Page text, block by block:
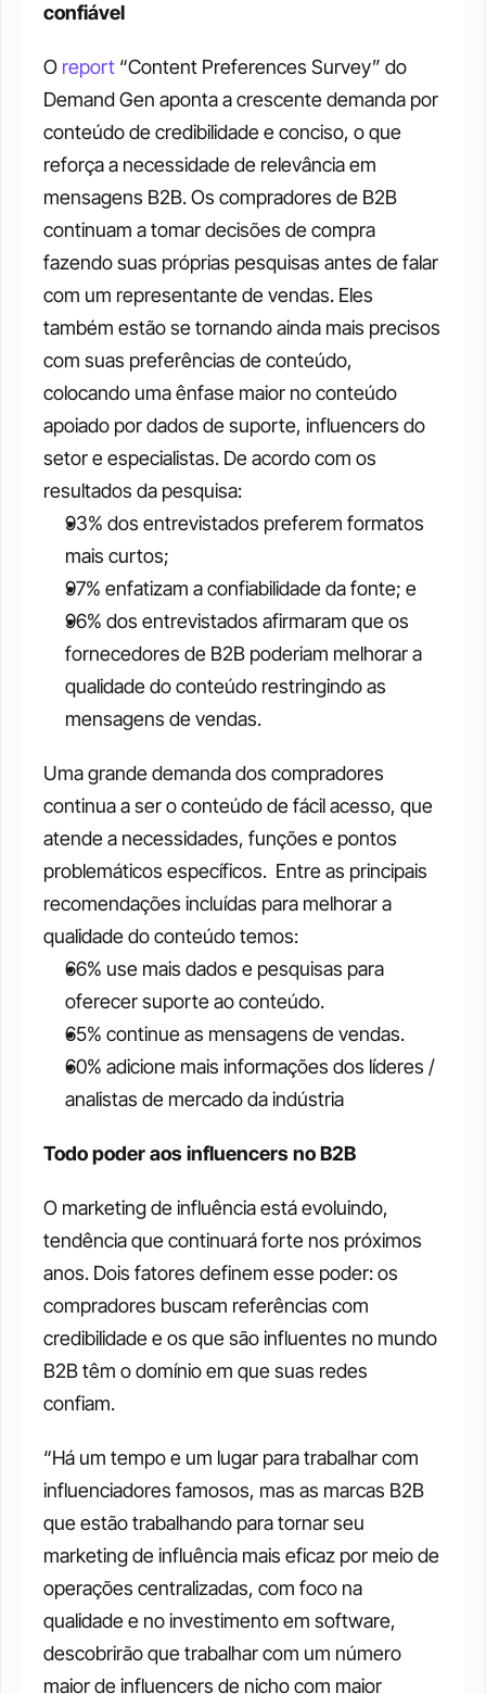
confiável
O report “Content Preferences Survey” do
Demand Gen aponta a crescente demanda por
conteúdo de credibilidade e conciso, o que
reforça a necessidade de relevância em
mensagens B2B. Os compradores de B2B
continuam a tomar decisões de compra
fazendo suas próprias pesquisas antes de falar
com um representante de vendas. Eles
também estão se tornando ainda mais precisos
com suas preferências de conteúdo,
colocando uma ênfase maior no conteúdo
apoiado por dados de suporte, influencers do
setor e especialistas. De acordo com os
resultados da pesquisa:
93% dos entrevistados preferem formatos
mais curtos;
97% enfatizam a confiabilidade da fonte; e
96% dos entrevistados afirmaram que os
fornecedores de B2B poderiam melhorar a
qualidade do conteúdo restringindo as
mensagens de vendas.
Uma grande demanda dos compradores
continua a ser o conteúdo de fácil acesso, que
atende a necessidades, funções e pontos
problemáticos específicos.  Entre as principais
recomendações incluídas para melhorar a
qualidade do conteúdo temos:
66% use mais dados e pesquisas para
oferecer suporte ao conteúdo.
65% continue as mensagens de vendas.
60% adicione mais informações dos líderes /
analistas de mercado da indústria
Todo poder aos influencers no B2B
O marketing de influência está evoluindo,
tendência que continuará forte nos próximos
anos. Dois fatores definem esse poder: os
compradores buscam referências com
credibilidade e os que são influentes no mundo
B2B têm o domínio em que suas redes
confiam.
“Há um tempo e um lugar para trabalhar com
influenciadores famosos, mas as marcas B2B
que estão trabalhando para tornar seu
marketing de influência mais eficaz por meio de
operações centralizadas, com foco na
qualidade e no investimento em software,
descobrirão que trabalhar com um número
maior de influencers de nicho com maior